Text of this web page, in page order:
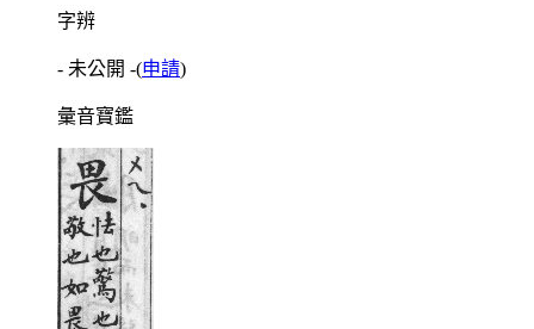
字辨
- 未公開 -(申請)
彙音寶鑑